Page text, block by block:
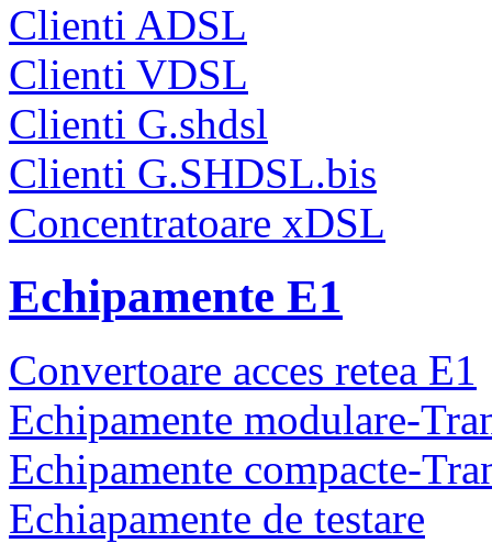
Clienti ADSL
Clienti VDSL
Clienti G.shdsl
Clienti G.SHDSL.bis
Concentratoare xDSL
Echipamente E1
Convertoare acces retea E1
Echipamente modulare-
Echipamente compacte-
Echiapamente de testare